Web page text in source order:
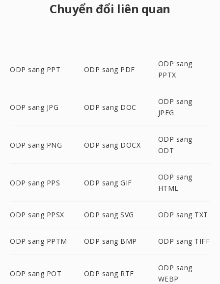
Chuyển đổi liên quan
ODP sang PPT ODP sang PDF
ODP sang
PPTX
ODP sang JPG ODP sang DOC
ODP sang
JPEG
ODP sang PNG ODP sang DOCX
ODP sang
ODT
ODP sang PPS ODP sang GIF
ODP sang
HTML
ODP sang PPSX ODP sang SVG ODP sang TXT
ODP sang PPTM ODP sang BMP ODP sang TIFF
ODP sang POT ODP sang RTF
ODP sang
WEBP